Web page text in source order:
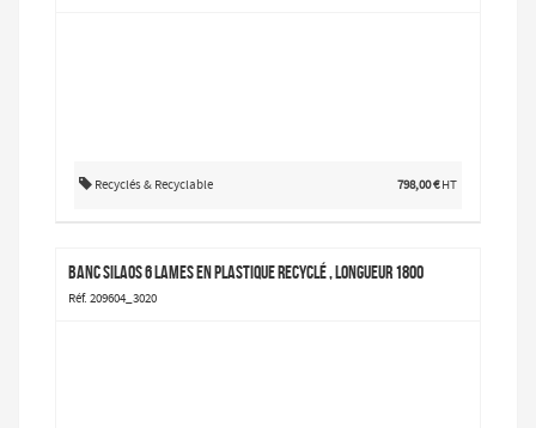
Recyclés & Recyclable 798,00 € HT
Banc Silaos 6 lames en plastique recyclé , longueur 1800
Réf. 209604_3020